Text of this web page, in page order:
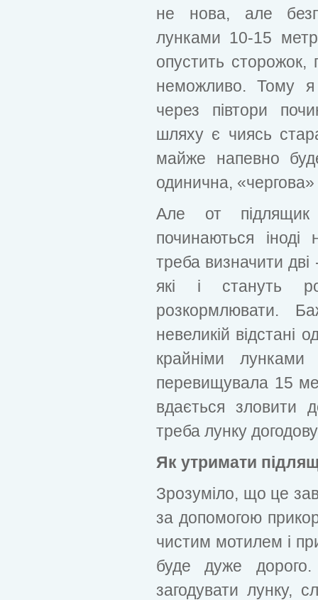
не нова, але
лунками 10-15
опустить сторожок,
неможливо. Тому я
через півтори
шляху є чиясь
майже напевно
одинична,
Але от підлящик
починаються іноді
треба визначити
які і стануть
розкормлювати.
невеликій відстані
крайніми
перевищувала 15
вдається зловити
треба лунку
Як утримати
Зрозуміло, що це
за допомогою
чистим мотилем і
буде дуже
загодувати лунку,